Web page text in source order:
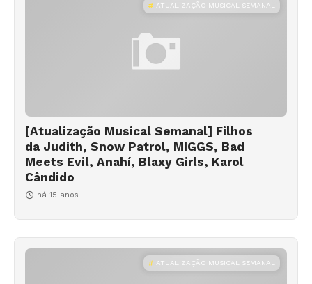
ATUALIZAÇÃO MUSICAL SEMANAL
[Atualização Musical Semanal] Filhos
da Judith, Snow Patrol, MIGGS, Bad
Meets Evil, Anahí, Blaxy Girls, Karol
Cândido
há 15 anos
ATUALIZAÇÃO MUSICAL SEMANAL